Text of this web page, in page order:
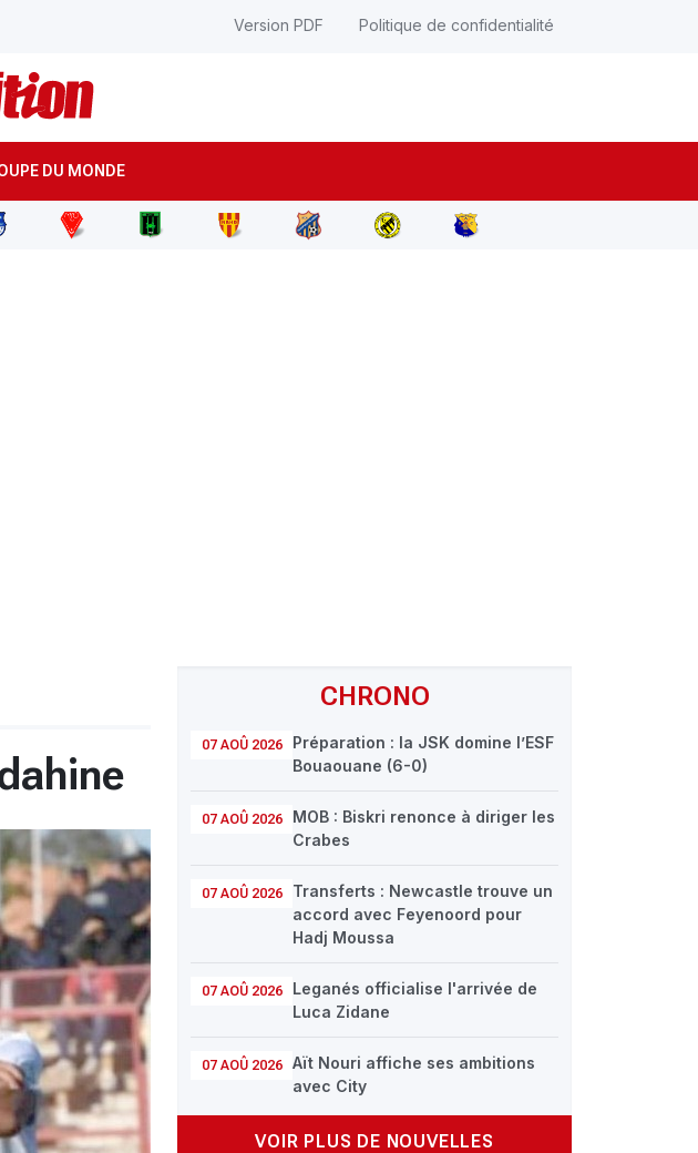
DU MONDE
Version PDF Politique de confidentialité
CHRONO
07 AOÛ 2026
Préparation : la JSK domine l’ESF
Bouaouane (6-0)
07 AOÛ 2026
MOB : Biskri renonce à diriger les
Crabes
07 AOÛ 2026
Transferts : Newcastle trouve un
accord avec Feyenoord pour
Hadj Moussa
07 AOÛ 2026
Leganés officialise l'arrivée de
Luca Zidane
07 AOÛ 2026
Aït Nouri affiche ses ambitions
avec City
VOIR PLUS DE NOUVELLES